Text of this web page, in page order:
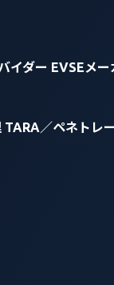
イダー EVSEメー
TARA／ペネトレ